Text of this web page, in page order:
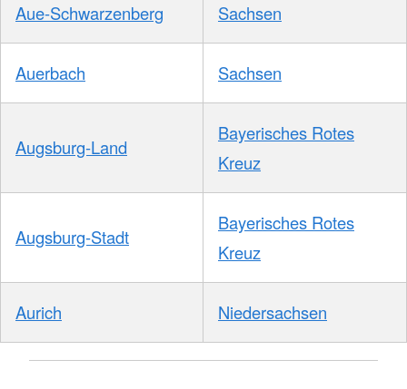
Aue-Schwarzenberg Sachsen
Auerbach Sachsen
Augsburg-Land
Bayerisches Rotes
Kreuz
Augsburg-Stadt
Bayerisches Rotes
Kreuz
Aurich Niedersachsen